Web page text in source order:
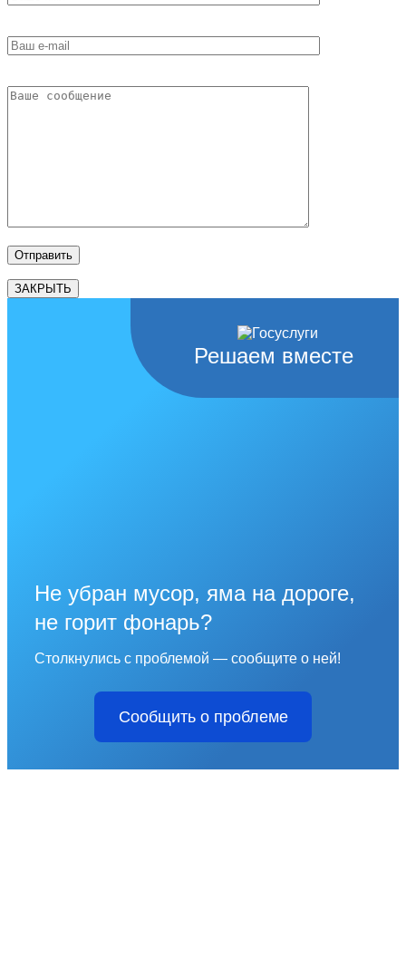
ЗАКРЫТЬ
Решаем вместе
Не убран мусор, яма на дороге,
не горит фонарь?
Столкнулись с проблемой — сообщите о ней!
Сообщить о проблеме